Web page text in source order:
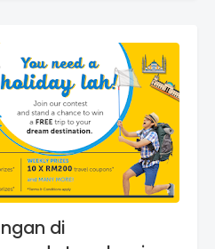
di